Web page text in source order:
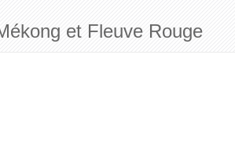
et Fleuve Rouge